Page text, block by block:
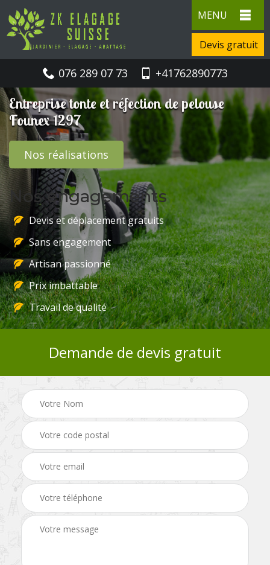
MENU
Devis gratuit
076 289 07 73 +41762890773
Entreprise tonte et réfection de pelouse
Founex 1297
Nos réalisations
Nos engagements
Devis et déplacement gratuits
Sans engagement
Artisan passionné
Prix imbattable
Travail de qualité
Demande de devis gratuit